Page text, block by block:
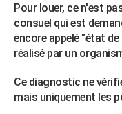
Pour louer, ce n'est
consuel qui est
encore appelé "état
réalisé par un
Ce diagnostic ne
mais uniquement les